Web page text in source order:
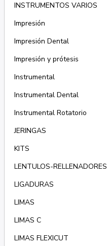
INSTRUMENTOS VARIOS
Impresión
Impresión Dental
Impresión y prótesis
Instrumental
Instrumental Dental
Instrumental Rotatorio
JERINGAS
KITS
LENTULOS-RELLENADORES
LIGADURAS
LIMAS
LIMAS C
LIMAS FLEXICUT